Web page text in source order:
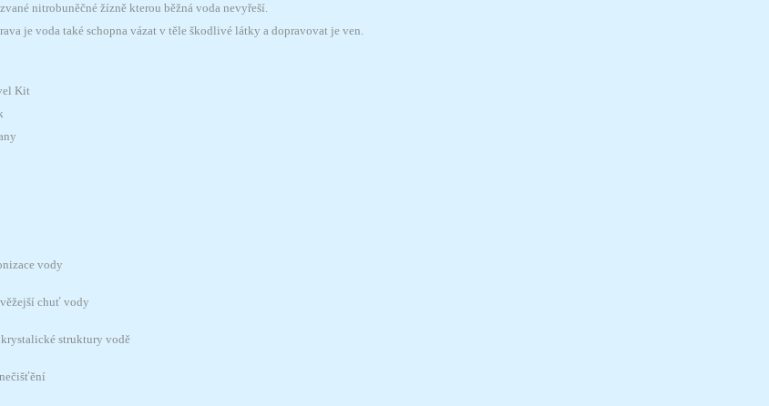
nitrobuněčné žízně kterou běžná voda nevyřeší.
je voda také schopna vázat v těle škodlivé látky a dopravovat je ven.
Kit
vody
chuť vody
struktury vodě